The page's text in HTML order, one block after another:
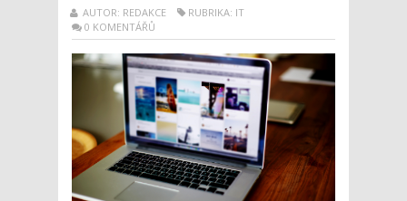
AUTOR: REDAKCE
RUBRIKA: IT
0 KOMENTÁŘŮ